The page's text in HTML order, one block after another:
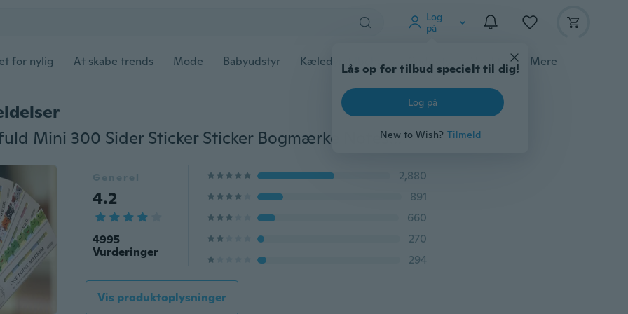
Log
på
Lås op for tilbud specielt til dig!
Log på
New to Wish? Tilmeld
for nylig At skabe trends Mode Babyudstyr Kæledyrstilbehør Gadgets Værktøj Mere
2PCS Ny stilfuld Mini 300 Sider Sticker Sticker Bogmærke Notesblok Sticky Notes Creative School Office Supplies
Generel
4.2
4995
Vurderinger
2,880
891
660
270
294
Vis produktoplysninger